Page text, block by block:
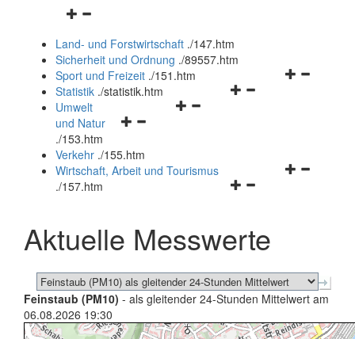
Navigationsmenü
und
schließen
Land- und Forstwirtschaft ./147.htm
Sicherheit und Ordnung ./89557.htm
Navigationsmenü
Sport und Freizeit ./151.htm
Navigationsmenü
Statistik ./statistik.htm
Navigationsmenü
und
schließen
Umwelt
und Natur
./153.htm
Verkehr ./155.htm
Navigationsmenü
schließen
Wirtschaft, Arbeit und Tourismus
./157.htm
Aktuelle Messwerte
Feinstaub (PM10) - als gleitender 24-Stunden Mittelwert am
06.08.2026 19:30